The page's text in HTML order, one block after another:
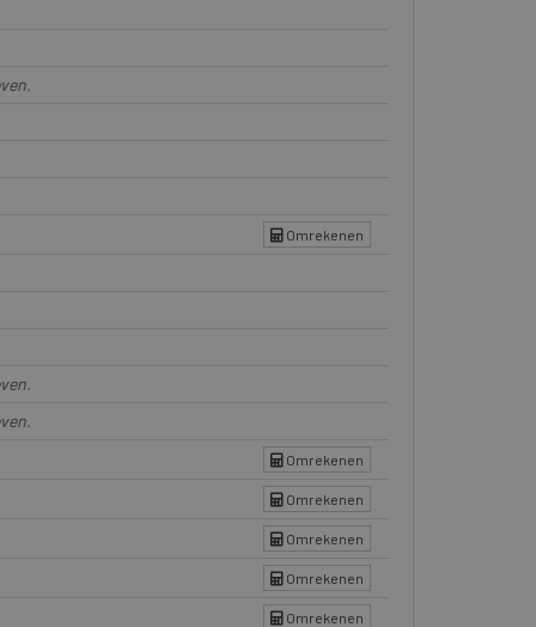
Omrekenen
Omrekenen
Omrekenen
Omrekenen
Omrekenen
Omrekenen